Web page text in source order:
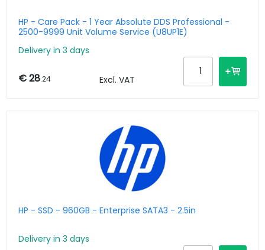
HP - Care Pack - 1 Year Absolute DDS Professional -
2500-9999 Unit Volume Service (U8UP1E)
Delivery in 3 days
€ 28.24 Excl. VAT
HP - SSD - 960GB - Enterprise SATA3 - 2.5in
Delivery in 3 days